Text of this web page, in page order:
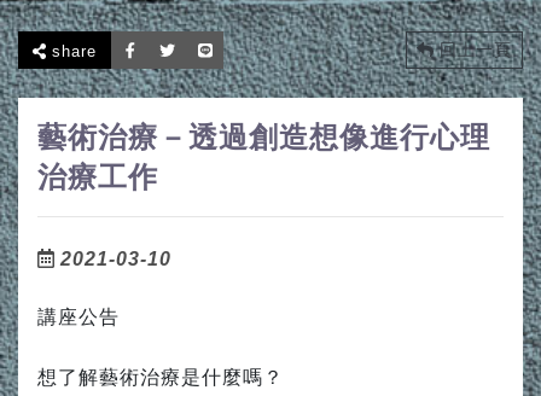
share 回上一頁
藝術治療－透過創造想像進行心理
治療工作
2021-03-10
講座公告
想了解藝術治療是什麼嗎？